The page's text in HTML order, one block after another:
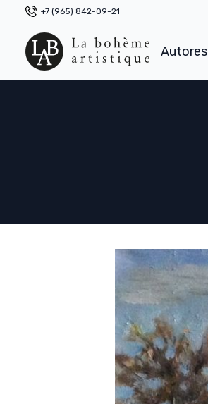
+7 (965) 842-09-21
Autores